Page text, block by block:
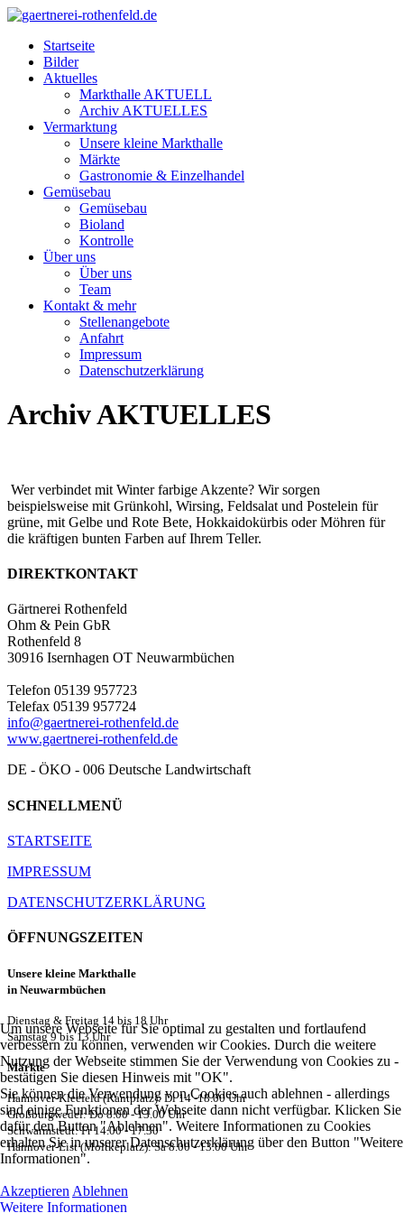
Startseite
Bilder
Aktuelles
Markthalle AKTUELL
Archiv AKTUELLES
Vermarktung
Unsere kleine Markthalle
Märkte
Gastronomie & Einzelhandel
Gemüsebau
Gemüsebau
Bioland
Kontrolle
Über uns
Über uns
Team
Kontakt & mehr
Stellenangebote
Anfahrt
Impressum
Datenschutzerklärung
Archiv AKTUELLES
Wer verbindet mit Winter farbige Akzente? Wir sorgen
beispielsweise mit Grünkohl, Wirsing, Feldsalat und Postelein für
grüne, mit Gelbe und Rote Bete, Hokkaidokürbis oder Möhren für
die kräftigen bunten Farben auf Ihrem Teller.
DIREKTKONTAKT
Gärtnerei Rothenfeld
Ohm & Pein GbR
Rothenfeld 8
30916 Isernhagen OT Neuwarmbüchen
Telefon 05139 957723
Telefax 05139 957724
info@gaertnerei-rothenfeld.de
www.gaertnerei-rothenfeld.de
DE - ÖKO - 006 Deutsche Landwirtschaft
SCHNELLMENÜ
STARTSEITE
IMPRESSUM
DATENSCHUTZERKLÄRUNG
ÖFFNUNGSZEITEN
Unsere kleine Markthalle
in Neuwarmbüchen
Dienstag & Freitag 14 bis 18 Uhr
Samstag 9 bis 13 Uhr
Märkte
Hannover-Kleefeld (Kantplatz): Di 14 -18.00 Uhr
Großburgwedel: Do 8.00 - 13.00 Uhr
Schwarmstedt: Fr 14.00 - 17.30
Hannover-List (Moltkeplatz): Sa 8.00 - 13.00 Uhr
Um unsere Webseite für Sie optimal zu gestalten und fortlaufend
verbessern zu können, verwenden wir Cookies. Durch die weitere
Nutzung der Webseite stimmen Sie der Verwendung von Cookies zu -
bestätigen Sie diesen Hinweis mit "OK".
Sie können die Verwendung von Cookies auch ablehnen - allerdings
sind einige Funktionen der Webseite dann nicht verfügbar. Klicken Sie
dafür den Button "Ablehnen". Weitere Informationen zu Cookies
erhalten Sie in unserer Datenschutzerklärung über den Button "Weitere
Informationen".
Akzeptieren Ablehnen
Weitere Informationen